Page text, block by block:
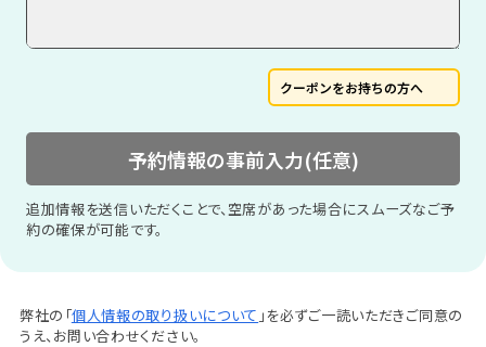
クーポンをお持ちの方へ
予約情報の事前入力(任意)
追加情報を送信いただくことで、空席があった場合にスムーズなご予
約の確保が可能です。
弊社の「個人情報の取り扱いについて 」を必ずご一読いただきご同意の
うえ、お問い合わせください。